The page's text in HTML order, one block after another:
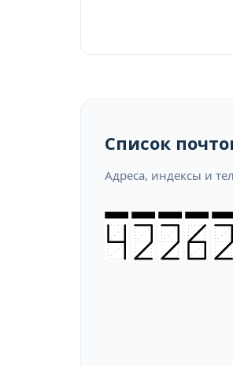
Список
Адреса, индексы и